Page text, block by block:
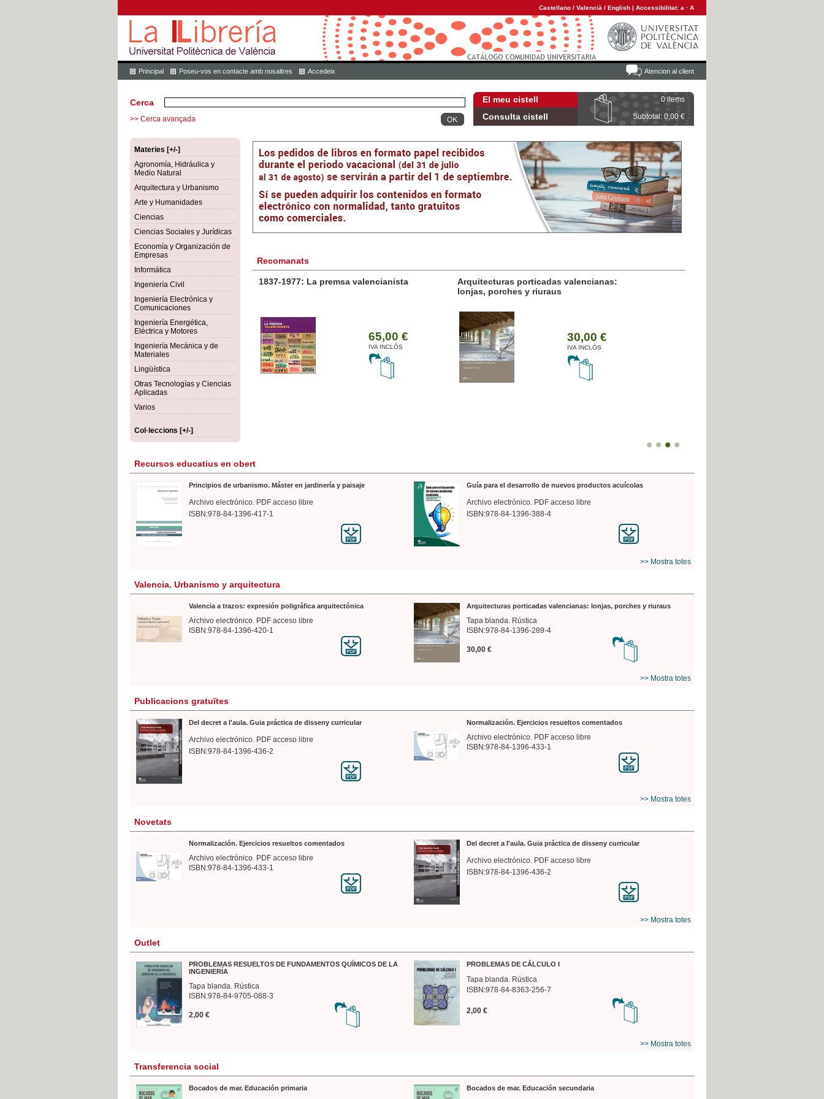
Castellano / Valencià / English | Accessibilitat: a · A
Atencion al client
Principal Poseu-vos en contacte amb nosaltres Accedeix
El meu cistell 0 items
Consulta cistell Subtotal: 0,00 €
Cerca
>> Cerca avançada
Materies [+/-]
Agronomía, Hidráulica y
Medio Natural
Arquitectura y Urbanismo
Arte y Humanidades
Ciencias
Ciencias Sociales y Jurídicas
Economía y Organización de
Empresas
Informática
Ingeniería Civil
Ingeniería Electrónica y
Comunicaciones
Ingeniería Energética,
Eléctrica y Motores
Ingeniería Mecánica y de
Materiales
Lingüística
Otras Tecnologías y Ciencias
Aplicadas
Varios
Col·leccions [+/-]
Recomanats
1837-1977: La premsa valencianista
65,00 €
IVA INCLÒS
Arquitecturas porticadas valencianas:
lonjas, porches y riuraus
30,00 €
IVA INCLÒS
Recursos educatius en obert
Principios de urbanismo. Máster en jardinería y paisaje
Archivo electrónico. PDF acceso libre
ISBN:978-84-1396-417-1
Guía para el desarrollo de nuevos productos acuícolas
Archivo electrónico. PDF acceso libre
ISBN:978-84-1396-388-4
>> Mostra totes
Valencia. Urbanismo y arquitectura
Valencia a trazos: expresión poligráfica arquitectónica
Archivo electrónico. PDF acceso libre
ISBN:978-84-1396-420-1
Arquitecturas porticadas valencianas: lonjas, porches y riuraus
Tapa blanda. Rústica
ISBN:978-84-1396-289-4
30,00 €
>> Mostra totes
Publicacions gratuïtes
Del decret a l'aula. Guia práctica de disseny curricular
Archivo electrónico. PDF acceso libre
ISBN:978-84-1396-436-2
Normalización. Ejercicios resueltos comentados
Archivo electrónico. PDF acceso libre
ISBN:978-84-1396-433-1
>> Mostra totes
Novetats
Normalización. Ejercicios resueltos comentados
Archivo electrónico. PDF acceso libre
ISBN:978-84-1396-433-1
Del decret a l'aula. Guia práctica de disseny curricular
Archivo electrónico. PDF acceso libre
ISBN:978-84-1396-436-2
>> Mostra totes
Outlet
PROBLEMAS RESUELTOS DE FUNDAMENTOS QUÍMICOS DE LA
INGENIERÍA
Tapa blanda. Rústica
ISBN:978-84-9705-088-3
2,00 €
PROBLEMAS DE CÁLCULO I
Tapa blanda. Rústica
ISBN:978-84-8363-256-7
2,00 €
>> Mostra totes
Transferencia social
Bocados de mar. Educación primaria Bocados de mar. Educación secundaria